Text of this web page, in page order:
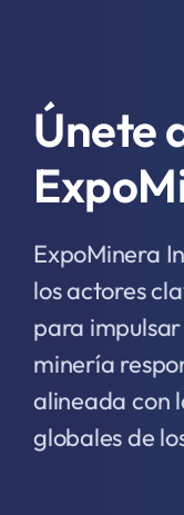
Únete
ExpoMinera
los actores
para
minería
alineada con
globales de